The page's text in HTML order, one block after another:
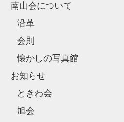
南山会について
沿革
会則
懐かしの写真館
お知らせ
ときわ会
旭会